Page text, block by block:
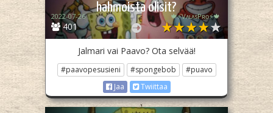
hahmoista olisit?
401
2022-07-26 🍁⚡️VᴀʟᴀsPʀᴏ⚡️🍁
Jalmari vai Paavo? Ota selvää!
#paavopesusieni #spongebob
#puavo
Jaa
Twiittaa